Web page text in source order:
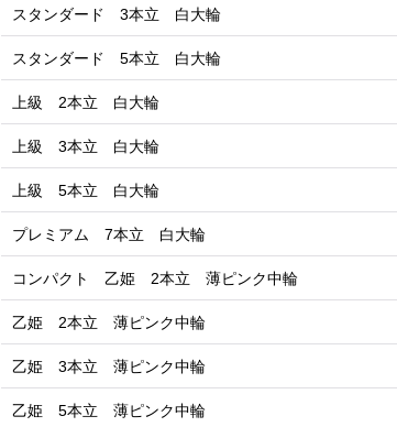
スタンダード 3本立 白大輪
スタンダード 5本立 白大輪
上級 2本立 白大輪
上級 3本立 白大輪
上級 5本立 白大輪
プレミアム 7本立 白大輪
コンパクト 乙姫 2本立 薄ピンク中輪
乙姫 2本立 薄ピンク中輪
乙姫 3本立 薄ピンク中輪
乙姫 5本立 薄ピンク中輪